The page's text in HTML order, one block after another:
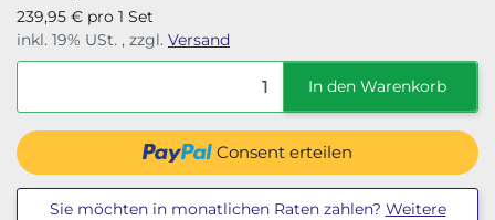
239,95 € pro 1 Set
inkl. 19% USt. , zzgl. Versand
In den Warenkorb
Consent erteilen
Sie möchten in monatlichen Raten zahlen? Weitere